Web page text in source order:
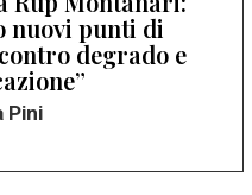
nuovi punti di
degrado e
Pini